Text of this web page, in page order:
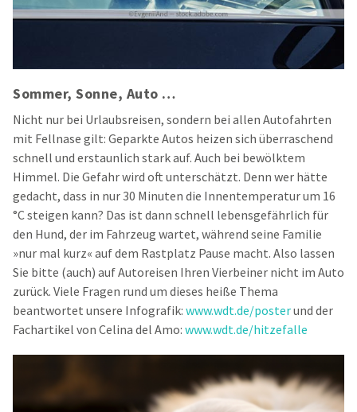
Sommer, Sonne, Auto …
Nicht nur bei Urlaubsreisen, sondern bei allen Autofahrten
mit Fellnase gilt: Geparkte Autos heizen sich überraschend
schnell und erstaunlich stark auf. Auch bei bewölktem
Himmel. Die Gefahr wird oft unterschätzt. Denn wer hätte
gedacht, dass in nur 30 Minuten die Innentemperatur um 16
°C steigen kann? Das ist dann schnell lebensgefährlich für
den Hund, der im Fahrzeug wartet, während seine Familie
»nur mal kurz« auf dem Rastplatz Pause macht. Also lassen
Sie bitte (auch) auf Autoreisen Ihren Vierbeiner nicht im Auto
zurück. Viele Fragen rund um dieses heiße Thema
beantwortet unsere Infografik: www.wdt.de/posterund der
Fachartikel von Celina del Amo: www.wdt.de/hitzefalle